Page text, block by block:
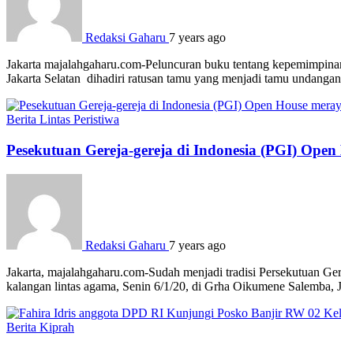
Redaksi Gaharu 7 years ago
Jakarta majalahgaharu.com-Peluncuran buku tentang
Jakarta Selatan dihadiri ratusan tamu yang menjadi tamu
Berita Lintas Peristiwa
Pesekutuan Gereja-gereja di Indonesia (PGI)
Redaksi Gaharu 7 years ago
Jakarta, majalahgaharu.com-Sudah menjadi tradisi Persekutuan
kalangan lintas agama, Senin 6/1/20, di Grha Oikumene
Berita Kiprah